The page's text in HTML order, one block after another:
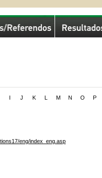
J K M N O P
eng/index_eng.asp